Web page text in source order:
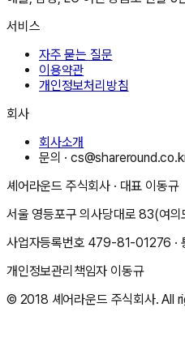
서비스
자주 묻는 질문
이용약관
개인정보처리방침
회사
회사소개
문의 ·
셰어라운드 주식회사 · 대표 이동규
서울 영등포구 의사당대로 83(여
사업자등록번호 479-81-01276 ·
개인정보관리책임자 이동규
© 2018 셰어라운드 주식회사. All